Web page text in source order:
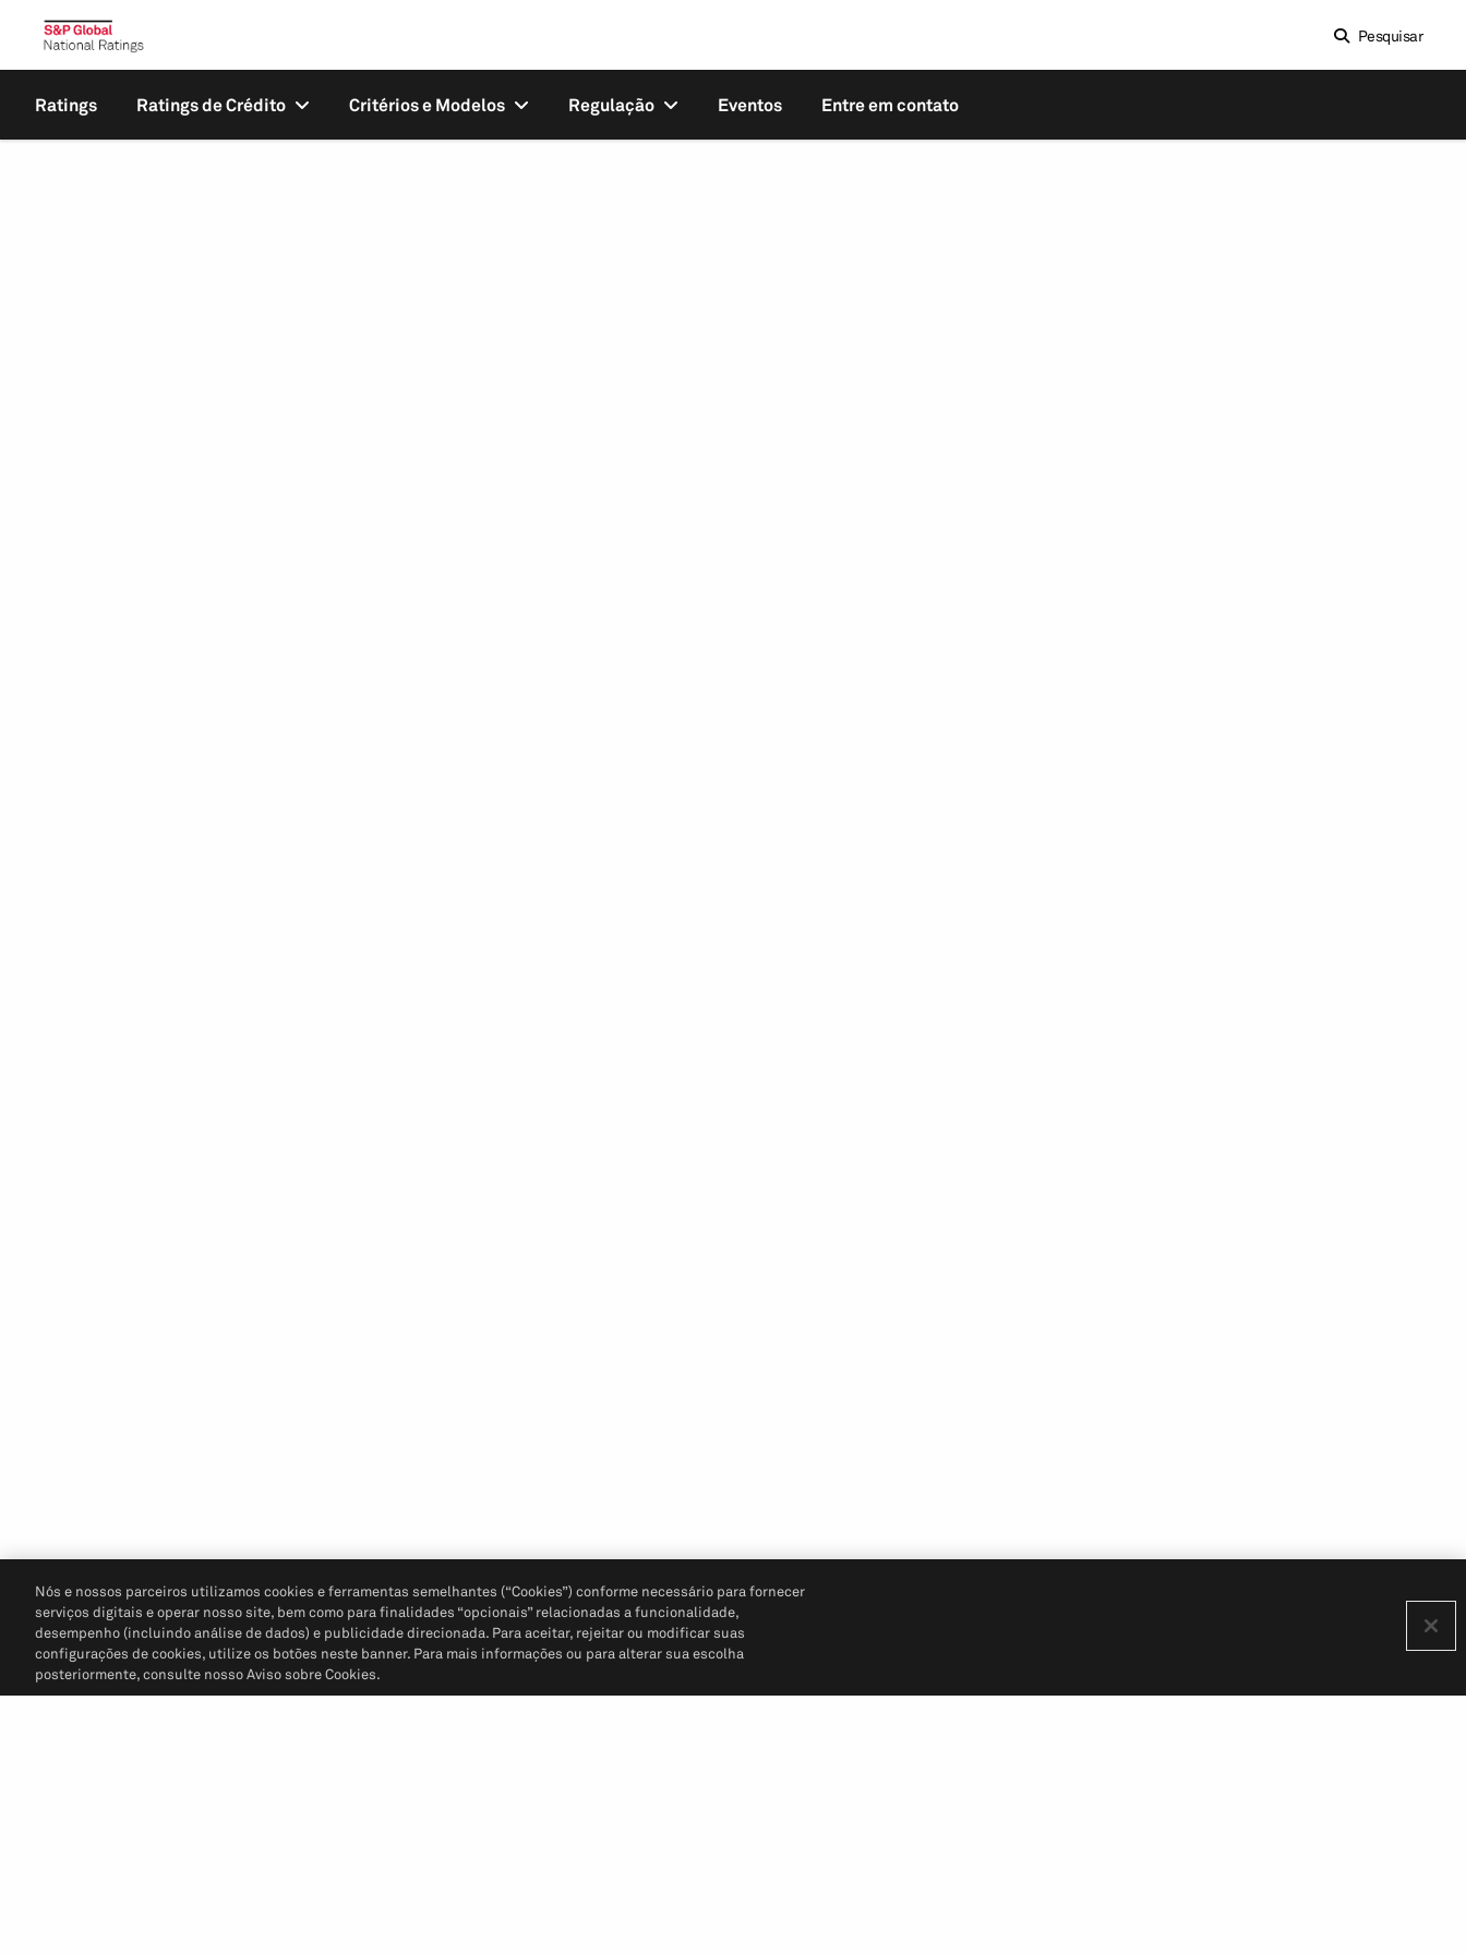
Pesquisar
Ratings Ratings de Crédito Critérios e Modelos Regulação Eventos Entre em contato
Nós e nossos parceiros utilizamos cookies e ferramentas semelhantes (“Cookies”) conforme necessário para fornecer
serviços digitais e operar nosso site, bem como para finalidades “opcionais” relacionadas a funcionalidade,
desempenho (incluindo análise de dados) e publicidade direcionada. Para aceitar, rejeitar ou modificar suas
configurações de cookies, utilize os botões neste banner. Para mais informações ou para alterar sua escolha
posteriormente, consulte nosso Aviso sobre Cookies.